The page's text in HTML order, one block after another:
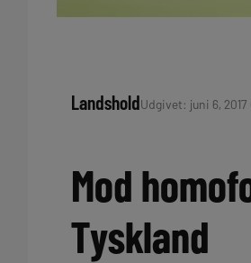
LandsholdUdgivet: juni 6,
Mod
Tyskland